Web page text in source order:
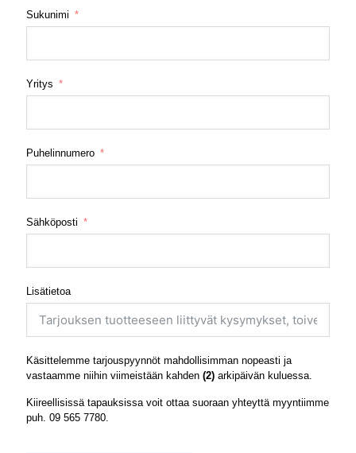
Sukunimi
Yritys
Puhelinnumero
Sähköposti
Lisätietoa
Käsittelemme tarjouspyynnöt mahdollisimman nopeasti ja
vastaamme niihin viimeistään kahden (2) arkipäivän kuluessa.
Kiireellisissä tapauksissa voit ottaa suoraan yhteyttä myyntiimme
puh. 09 565 7780